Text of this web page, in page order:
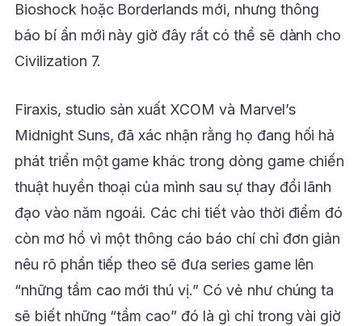
Bioshock hoặc Borderlands mới, nhưng thông
báo bí ẩn mới này giờ đây rất có thể sẽ dành cho
Civilization 7.
Firaxis, studio sản xuất XCOM và Marvel’s
Midnight Suns, đã xác nhận rằng họ đang hối hả
phát triển một game khác trong dòng game chiến
thuật huyền thoại của mình sau sự thay đổi lãnh
đạo vào năm ngoái. Các chi tiết vào thời điểm đó
còn mơ hồ vì một thông cáo báo chí chỉ đơn giản
nêu rõ phần tiếp theo sẽ đưa series game lên
“những tầm cao mới thú vị.” Có vẻ như chúng ta
sẽ biết những “tầm cao” đó là gì chỉ trong vài giờ